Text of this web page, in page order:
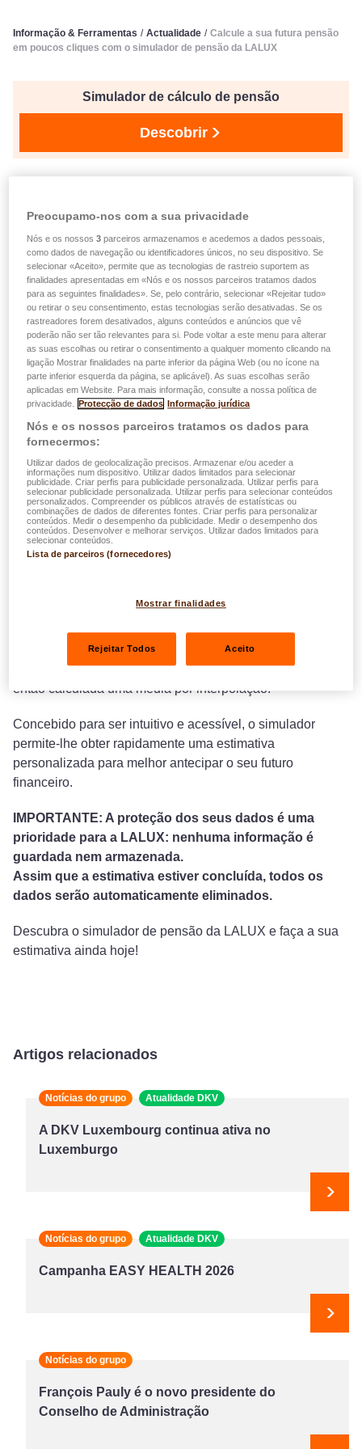
Informação & Ferramentas / Actualidade / Calcule a sua futura pensão
em poucos cliques com o simulador de pensão da LALUX
Simulador de cálculo de pensão
Descobrir
Calcule a sua futura pensão
em poucos cliques com o
simulador de pensão da
LALUX
Já recebeu o seu extrato de carreira da segurança social
do Centro Comum da Segurança Social (CCSS)? A
LALUX desenvolveu um simulador simples, rápido e
seguro que lhe permite obter uma estimativa do valor da
sua futura pensão.
Graças a um sistema de digitalização com
reconhecimento automático de texto, basta carregar o seu
documento para iniciar o cálculo em poucos cliques, sem
necessidade de introduzir dados complexa nem de
realizar procedimentos morosos. Para garantir o bom
um scanner convencional, certificando-se de que o seu
número de matrícula está bem visível. Também é possível
gerar uma aproximação do resultado introduzindo
manualmente o primeiro e o último salário auferidos. Será
então calculada uma média por interpolação.
Concebido para ser intuitivo e acessível, o simulador
permite-lhe obter rapidamente uma estimativa
personalizada para melhor antecipar o seu futuro
financeiro.
IMPORTANTE: A proteção dos seus dados é uma
prioridade para a LALUX: nenhuma informação é
guardada nem armazenada.
Assim que a estimativa estiver concluída, todos os
dados serão automaticamente eliminados.
Descubra o simulador de pensão da LALUX e faça a sua
estimativa ainda hoje!
Artigos relacionados
Notícias do grupo Atualidade DKV
A DKV Luxembourg continua ativa no
Luxemburgo
Notícias do grupo Atualidade DKV
Campanha EASY HEALTH 2026
Notícias do grupo
François Pauly é o novo presidente do
Conselho de Administração
Preocupamo-nos com a sua privacidade
Nós e os nossos3 parceiros armazenamos e acedemos a dados pessoais,
como dados de navegação ou identificadores únicos, no seu dispositivo. Se
selecionar «Aceito», permite que as tecnologias de rastreio suportem as
finalidades apresentadas em «Nós e os nossos parceiros tratamos dados
para as seguintes finalidades». Se, pelo contrário, selecionar «Rejeitar tudo»
ou retirar o seu consentimento, estas tecnologias serão desativadas. Se os
rastreadores forem desativados, alguns conteúdos e anúncios que vê
poderão não ser tão relevantes para si. Pode voltar a este menu para alterar
as suas escolhas ou retirar o consentimento a qualquer momento clicando na
ligação Mostrar finalidades na parte inferior da página Web (ou no ícone na
parte inferior esquerda da página, se aplicável). As suas escolhas serão
aplicadas em Website. Para mais informação, consulte a nossa política de
privacidade.
Protecção de dados Informação jurídica
Nós e os nossos parceiros tratamos os dados para
fornecermos:
Utilizar dados de geolocalização precisos. Armazenar e/ou aceder a
informações num dispositivo. Utilizar dados limitados para selecionar
publicidade. Criar perfis para publicidade personalizada. Utilizar perfis para
selecionar publicidade personalizada. Utilizar perfis para selecionar conteúdos
personalizados. Compreender os públicos através de estatísticas ou
combinações de dados de diferentes fontes. Criar perfis para personalizar
conteúdos. Medir o desempenho da publicidade. Medir o desempenho dos
conteúdos. Desenvolver e melhorar serviços. Utilizar dados limitados para
selecionar conteúdos.
Lista de parceiros (fornecedores)
Mostrar finalidades
Rejeitar Todos Aceito